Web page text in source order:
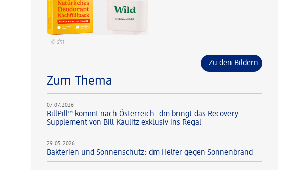
© dm
Zu den Bildern
Zum Thema
07.07.2026
BillPill™ kommt nach Österreich: dm bringt das Recovery-
Supplement von Bill Kaulitz exklusiv ins Regal
29.05.2026
Bakterien und Sonnenschutz: dm Helfer gegen Sonnenbrand